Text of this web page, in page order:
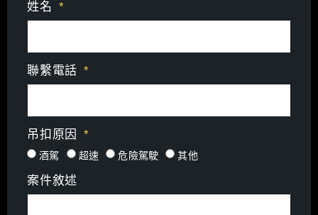
姓名
聯繫電話
吊扣原因
酒駕 超速 危險駕駛 其他
案件敘述